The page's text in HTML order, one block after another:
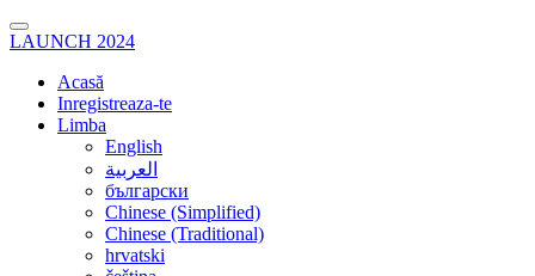
LAUNCH 2024
Acasă
Inregistreaza-te
Limba
English
العربية
български
Chinese (Simplified)
Chinese (Traditional)
hrvatski